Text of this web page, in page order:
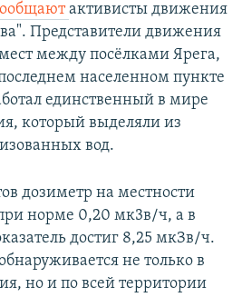
активисты движения
Представители движения
между посёлками Ярега,
населенном пункте
единственный в мире
который выделяли из
вод.
дозиметр на местности
норме 0,20 мк3в/ч, а в
достиг 8,25 мкЗв/ч.
не только в
но и по всей территории